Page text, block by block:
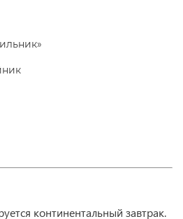
континентальный завтрак.